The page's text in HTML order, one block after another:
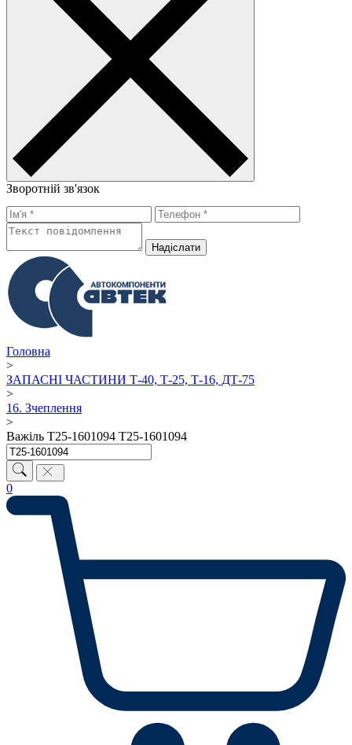
Зворотній зв'язок
Надiслати
Головна
>
ЗАПАСНІ ЧАСТИНИ Т-40, Т-25, Т-16, ДТ-75
>
16. Зчеплення
>
Важіль Т25-1601094 Т25-1601094
0